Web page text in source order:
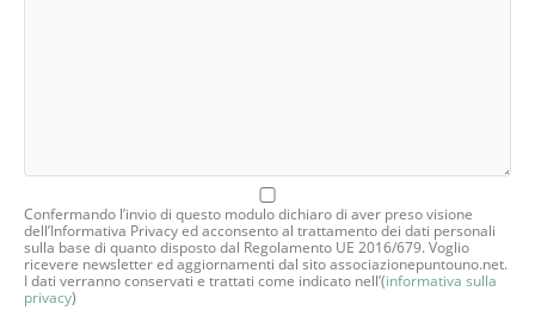
Confermando l’invio di questo modulo dichiaro di aver preso visione
dell’Informativa Privacy ed acconsento al trattamento dei dati personali
sulla base di quanto disposto dal Regolamento UE 2016/679. Voglio
ricevere newsletter ed aggiornamenti dal sito associazionepuntouno.net.
I dati verranno conservati e trattati come indicato nell’(informativa sulla
privacy)